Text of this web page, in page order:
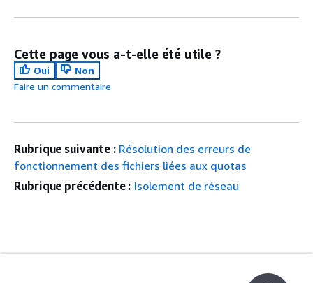
Cette page vous a-t-elle été utile ?
Oui
Non
Faire un commentaire
Rubrique suivante : Résolution des erreurs de
fonctionnement des fichiers liées aux quotas
Rubrique précédente : Isolement de réseau